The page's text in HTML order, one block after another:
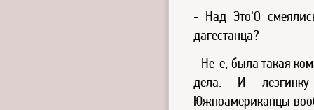
- Над Это'О
дагестанца?
- Не-е, была такая
дела. И
Южноамериканцы